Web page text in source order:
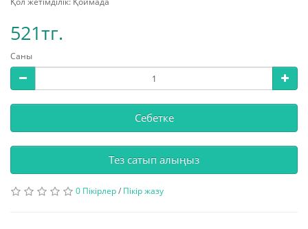
521тг.
Саны
Себетке
Тез сатып алыңыз
0 Пікірлер/ Пікір жазу